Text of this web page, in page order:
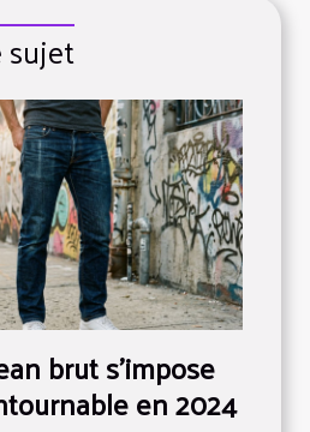
sujet
brut s’impose
en 2024